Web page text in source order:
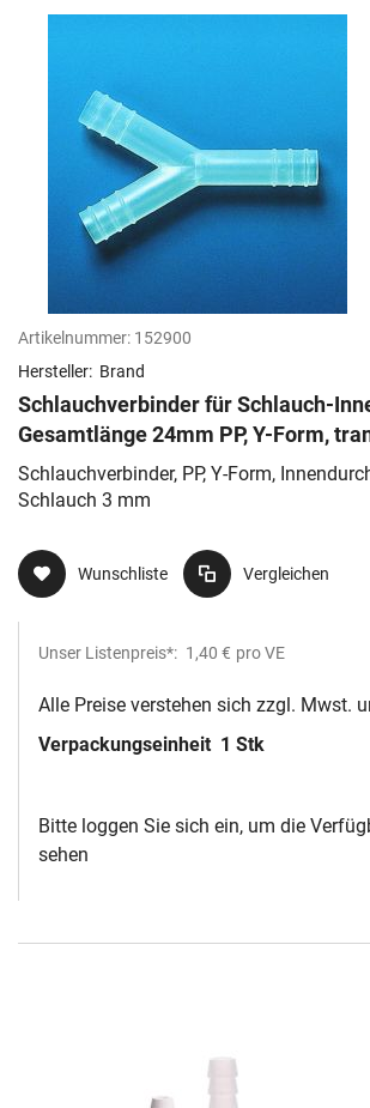
Artikelnummer: 152900
Hersteller: Brand
Schlauchverbinder für Schlauch-
Gesamtlänge 24mm PP, Y-Form,
Schlauchverbinder, PP, Y-Form,
Schlauch 3 mm
Wunschliste Vergleichen
Unser Listenpreis*: 1,40 € pro VE
Alle Preise verstehen sich zzgl. Mwst.
Verpackungseinheit 1 Stk
Bitte loggen Sie sich ein, um die
sehen